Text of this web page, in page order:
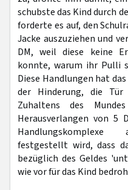
schubste das Kind durch
forderte es auf, den
Jacke auszuziehen und
DM, weil diese keine
konnte, warum ihr Pulli
Diese Handlungen hat
der Hinderung, die
Zuhaltens des
Herausverlangen von 5
Handlungskomplexe
festgestellt wird, dass
bezüglich des Geldes
wie vor für das Kind